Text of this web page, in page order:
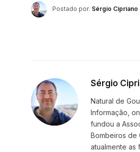
Postado por: Sérgio Cipriano
Sérgio
Natural de
Informação,
fundou a
Bombeiros de
atualmente as